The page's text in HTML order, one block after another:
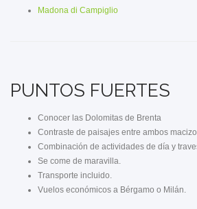
Madona di Campiglio
PUNTOS FUERTES
Conocer las Dolomitas de Brenta
Contraste de paisajes entre ambos
Combinación de actividades de día y
Se come de maravilla.
Transporte incluido.
Vuelos económicos a Bérgamo o Milán.